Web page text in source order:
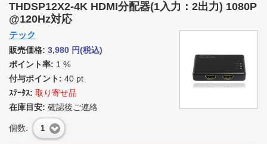
THDSP12X2-4K HDMI分配器(1入力：2出力) 1080P
@120Hz対応
テック
販売価格: 3,980 円(税込)
ポイント率: 1 %
付与ポイント: 40 pt
ｽﾃｰﾀｽ: 取り寄せ品
在庫目安: 確認後ご連絡
個数: 1